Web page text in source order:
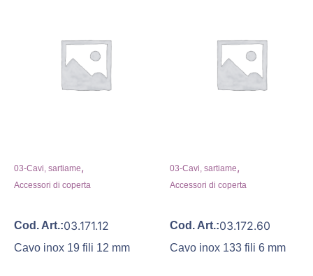
03-Cavi, sartiame,
Accessori di coperta
Cod. Art.:03.171.12
Cavo inox 19 fili 12 mm
03-Cavi, sartiame,
Accessori di coperta
Cod. Art.:03.172.60
Cavo inox 133 fili 6 mm